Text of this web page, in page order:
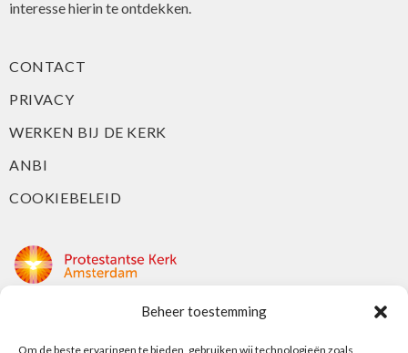
Beheer toestemming
Om de beste ervaringen te bieden, gebruiken wij technologieën zoals
interesse hierin te ontdekken.
CONTACT
PRIVACY
WERKEN BIJ DE KERK
ANBI
COOKIEBELEID